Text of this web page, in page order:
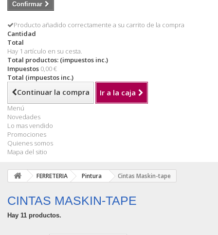
Confirmar
Producto añadido correctamente a su carrito de la compra
Cantidad
Total
Hay 1 artículo en su cesta.
Total productos: (impuestos inc.)
Impuestos 0,00 €
Total (impuestos inc.)
Continuar la compra Ir a la caja
Menú
Novedades
Lo mas vendido
Promociones
Quienes somos
Mapa del sitio
FERRETERIA Pintura Cintas Maskin-tape
CINTAS MASKIN-TAPE
Hay 11 productos.